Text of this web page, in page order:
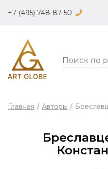
+7 (495) 748-87-50
Главная / Авторы /